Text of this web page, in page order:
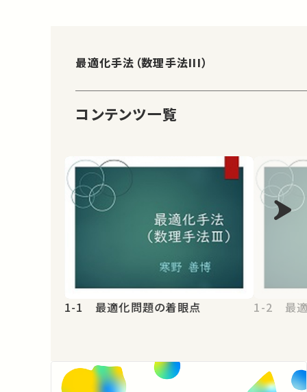
最適化手法（数理手法III）
コンテンツ一覧
1-1 最適化問題の着眼点 1-2 最適